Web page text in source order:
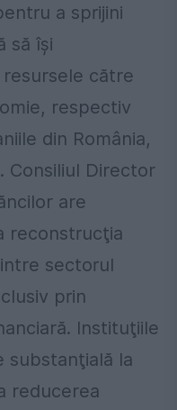
a sprijini
să îşi
către
respectiv
din România,
Consiliul Director
are
reconstrucţia
sectorul
prin
Instituţiile
substanţială la
reducerea